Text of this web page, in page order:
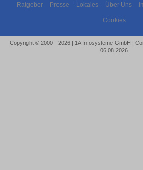
Ratgeber Presse Lokales Über Uns
Cookies
Copyright © 2000 - 2026 | 1A Infosysteme GmbH |
06.08.2026